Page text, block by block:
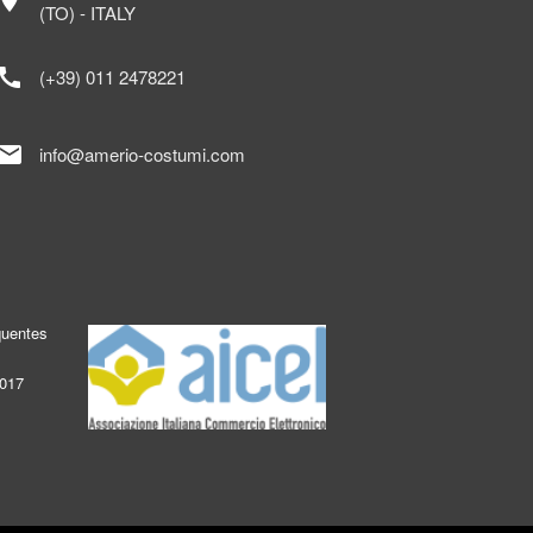
(TO) - ITALY
call (+39) 011 2478221
info@amerio-costumi.com